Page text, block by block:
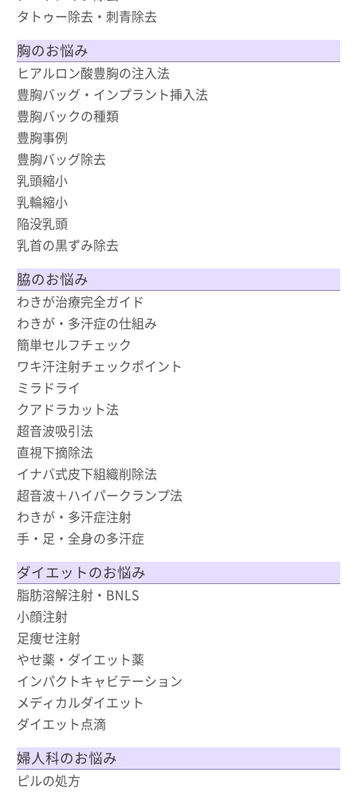
タトゥー除去・刺青除去
胸のお悩み
ヒアルロン酸豊胸の注入法
豊胸バッグ・インプラント挿入法
豊胸バックの種類
豊胸事例
豊胸バッグ除去
乳頭縮小
乳輪縮小
陥没乳頭
乳首の黒ずみ除去
脇のお悩み
わきが治療完全ガイド
わきが・多汗症の仕組み
簡単セルフチェック
ワキ汗注射チェックポイント
ミラドライ
クアドラカット法
超音波吸引法
直視下摘除法
イナバ式皮下組織削除法
超音波＋ハイパークランプ法
わきが・多汗症注射
手・足・全身の多汗症
ダイエットのお悩み
脂肪溶解注射・BNLS
小顔注射
足痩せ注射
やせ薬・ダイエット薬
インパクトキャビテーション
メディカルダイエット
ダイエット点滴
婦人科のお悩み
ピルの処方